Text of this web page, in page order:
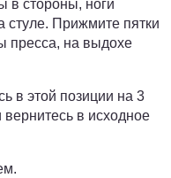
в стороны, ноги
стуле. Прижмите пятки
пресса, на выдохе
в этой позиции на 3
в исходное